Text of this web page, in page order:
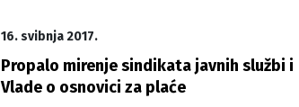
16. svibnja 2017.
Propalo mirenje sindikata javnih službi i
Vlade o osnovici za plaće